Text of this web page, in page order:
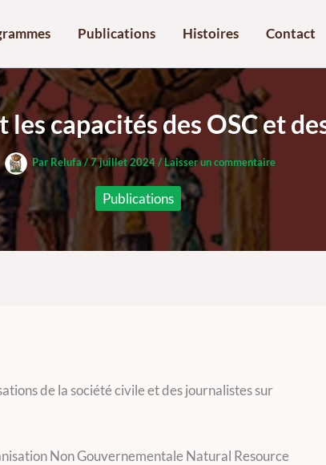
Publications Histoires Contact
capacités des OSC et
Par Relufa/7 juillet 2024/Laisser un commentaire
Publications
de la société civile et des journalistes sur
Non Gouvernementale Natural Resource